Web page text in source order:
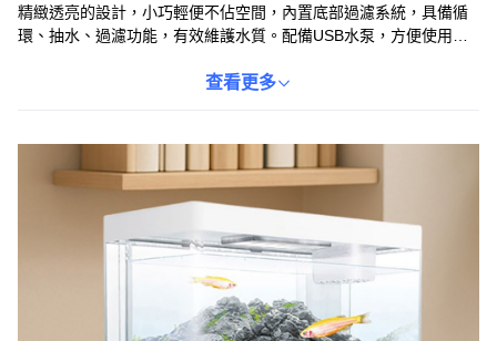
精緻透亮的設計，小巧輕便不佔空間，內置底部過濾系統，具備循
環、抽水、過濾功能，有效維護水質。配備USB水泵，方便使用，
外，花盆設計可種植小型水草植物，增添生態造景，拿起即可餵食
查看更多